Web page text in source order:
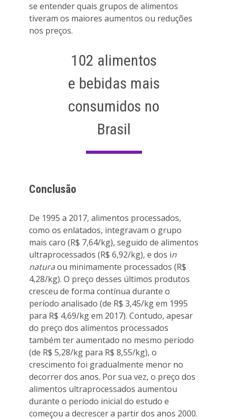
se entender quais grupos de alimentos
tiveram os maiores aumentos ou reduções
nos preços.
102 alimentos
e bebidas mais
consumidos no
Brasil
Conclusão
De 1995 a 2017, alimentos processados,
como os enlatados, integravam o grupo
mais caro (R$ 7,64/kg), seguido de alimentos
ultraprocessados (R$ 6,92/kg), e dos in
naturaou minimamente processados (R$
4,28/kg). O preço desses últimos produtos
cresceu de forma contínua durante o
período analisado (de R$ 3,45/kg em 1995
para R$ 4,69/kg em 2017). Contudo, apesar
do preço dos alimentos processados
também ter aumentado no mesmo período
(de R$ 5,28/kg para R$ 8,55/kg), o
crescimento foi gradualmente menor no
decorrer dos anos. Por sua vez, o preço dos
alimentos ultraprocessados aumentou
durante o período inicial do estudo e
começou a decrescer a partir dos anos 2000.